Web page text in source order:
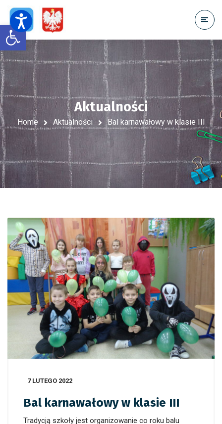
Open toolbar
Aktualności
Home Aktualności Bal karnawałowy w klasie III
7 LUTEGO 2022
Bal karnawałowy w klasie III
Tradycją szkoły jest organizowanie co roku balu